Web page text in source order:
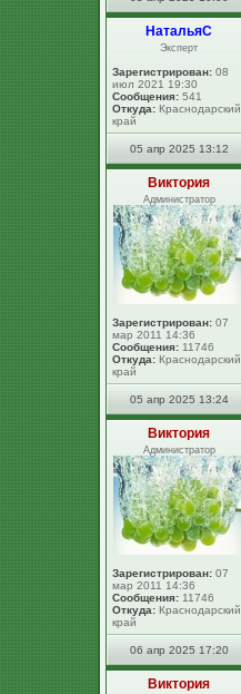
НатальяС
Эксперт
Зарегистрирован: 08
июл 2021 19:30
Сообщения: 541
Откуда: Краснодарский
край
05 апр 2025 13:12
Виктория
Администратор
Зарегистрирован: 07
мар 2011 14:36
Сообщения: 11746
Откуда: Краснодарский
край
05 апр 2025 13:24
Виктория
Администратор
Зарегистрирован: 07
мар 2011 14:36
Сообщения: 11746
Откуда: Краснодарский
край
06 апр 2025 17:20
Виктория